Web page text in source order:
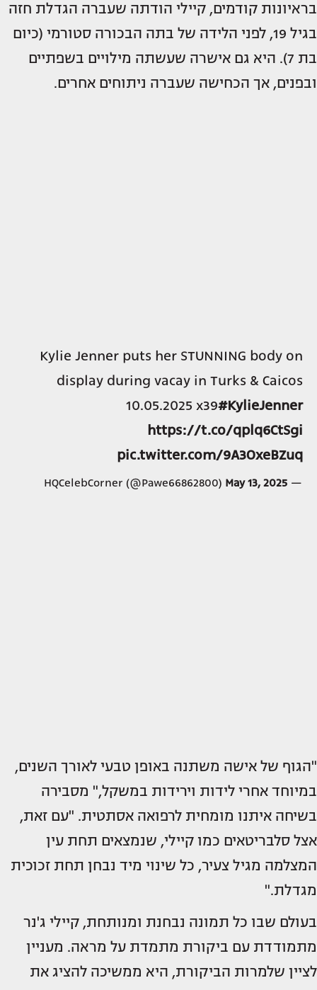
בראיונות קודמים, קיילי הודתה שעברה הגדלת חזה
בגיל 19, לפני הלידה של בתה הבכורה סטורמי (כיום
בת 7). היא גם אישרה שעשתה מילויים בשפתיים
ובפנים, אך הכחישה שעברה ניתוחים אחרים.
Kylie Jenner puts her STUNNING body on
display during vacay in Turks & Caicos
10.05.2025 x39#KylieJenner
https://t.co/qplq6CtSgi
pic.twitter.com/9A3OxeBZuq
— HQCelebCorner (@Pawe66862800)
May 13, 2025
"הגוף של אישה משתנה באופן טבעי לאורך השנים,
במיוחד אחרי לידות וירידות במשקל," מסבירה
בשיחה איתנו מומחית לרפואה אסתטית. "עם זאת,
אצל סלבריטאים כמו קיילי, שנמצאים תחת עין
המצלמה מגיל צעיר, כל שינוי מיד נבחן תחת זכוכית
מגדלת."
בעולם שבו כל תמונה נבחנת ומנותחת, קיילי ג'נר
מתמודדת עם ביקורת מתמדת על מראה. מעניין
לציין שלמרות הביקורת, היא ממשיכה להציג את